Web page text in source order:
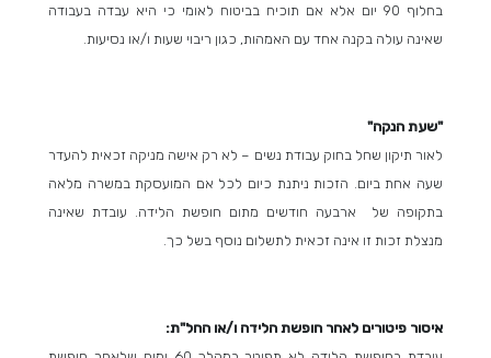
בחלוף 90 יום אלא אם תוכיח בביטוח לאומי כי היא עבדה בעבודה
שאינה עולה בקנה אחד עם האמהות, כגון ריבוי שעות ו/או נסיעות.
"שעת הנקה"
לאור תיקון שחל בחוק עבודת נשים – לא רק אישה מניקה זכאית להעדר
שעה אחת ביום. הזכות ניתנת כיום לכל אם המועסקת במשרה מלאה
בתקופה של ארבעה חודשים מתום חופשת הלידה. עובדת שאינה
מנצלת זכות זו אינה זכאית לתשלום נוסף בשל כך.
איסור פיטורים לאחר חופשת הלידה ו/או החל"ת: